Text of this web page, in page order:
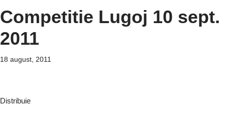
Competitie Lugoj 10 sept.
2011
18 august, 2011
Distribuie